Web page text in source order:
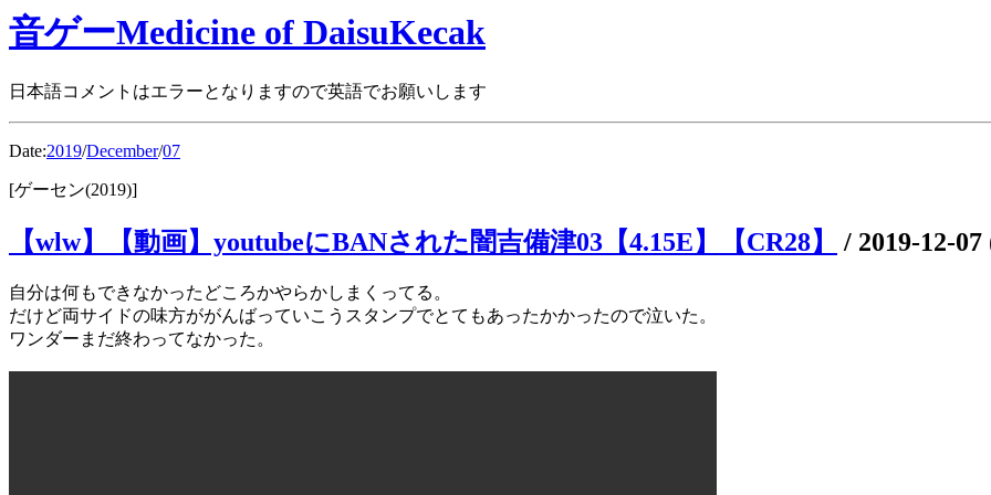
音ゲーMedicine of DaisuKecak
日本語コメントはエラーとなりますので英語でお願いします
Date:2019/December/07
[ゲーセン(2019)]
【wlw】【動画】youtubeにBANされた闇吉備津03【4.15E】【CR28】 / 2019-12-
自分は何もできなかったどころかやらかしまくってる。
だけど両サイドの味方ががんばっていこうスタンプでとてもあったかかったので泣いた。
ワンダーまだ終わってなかった。